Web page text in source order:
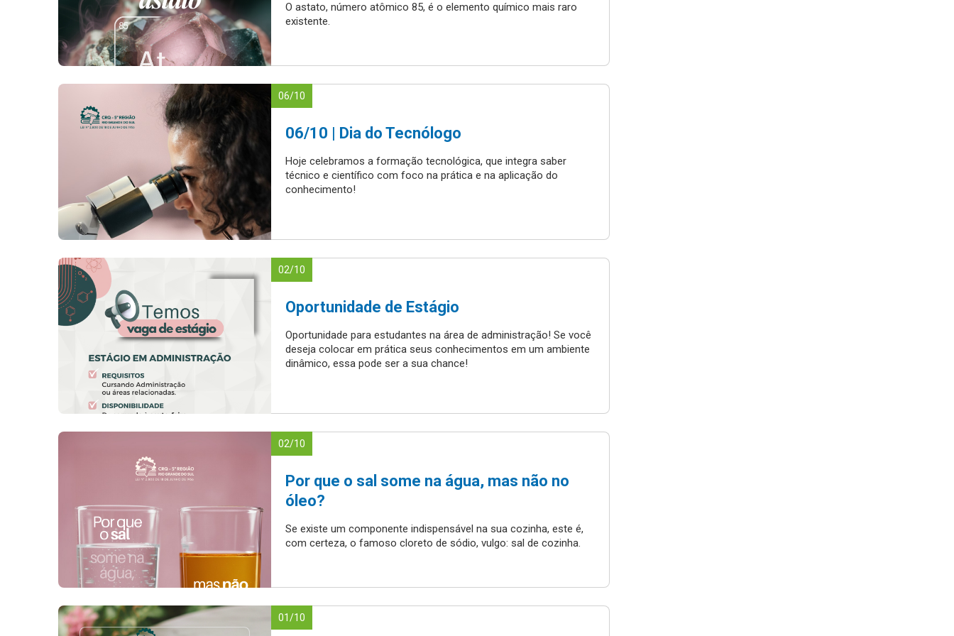
O astato, número atômico 85, é o elemento químico mais raro
existente.
06/10
06/10 | Dia do Tecnólogo
Hoje celebramos a formação tecnológica, que integra saber
técnico e científico com foco na prática e na aplicação do
conhecimento!
02/10
Oportunidade de Estágio
Oportunidade para estudantes na área de administração! Se você
deseja colocar em prática seus conhecimentos em um ambiente
dinâmico, essa pode ser a sua chance!
02/10
Por que o sal some na água, mas não no
óleo?
Se existe um componente indispensável na sua cozinha, este é,
com certeza, o famoso cloreto de sódio, vulgo: sal de cozinha.
01/10